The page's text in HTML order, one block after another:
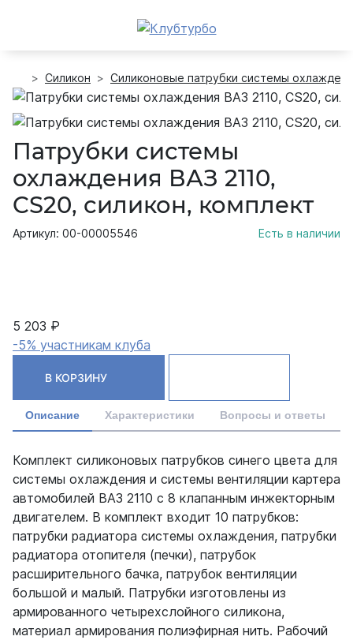
Силикон Силиконовые патрубки системы
Патрубки системы
охлаждения ВАЗ 2110,
CS20, силикон, комплект
Артикул: 00-00005546 Есть в наличии
5 203 ₽
-5% участникам клуба
В КОРЗИНУ
Описание Характеристики Вопросы и ответы
Комплект силиконовых патрубков синего цвета для
системы охлаждения и системы вентиляции картера
автомобилей ВАЗ 2110 с 8 клапанным инжекторным
двигателем. В комплект входит 10 патрубков:
патрубки радиатора системы охлаждения, патрубки
радиатора отопителя (печки), патрубок
расширительного бачка, патрубок вентиляции
большой и малый. Патрубки изготовлены из
армированного четырехслойного силикона,
материал армирования полиэфирная нить. Рабочий